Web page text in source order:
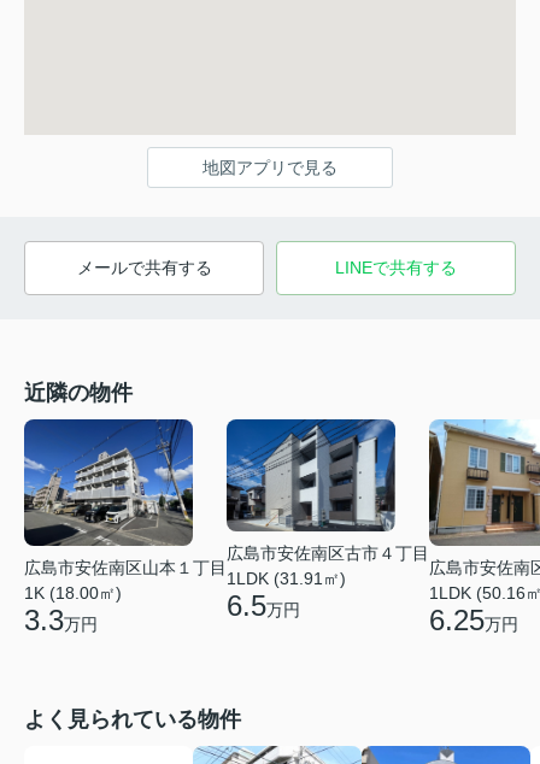
地図アプリで見る
メールで共有する LINEで共有する
近隣の物件
広島市安佐南区山本１丁目
1K (18.00㎡)
3.3万円
広島市安佐南区古市４丁目
1LDK (31.91㎡)
6.5万円
広島市安佐南
1LDK (50.16
6.25万円
よく見られている物件